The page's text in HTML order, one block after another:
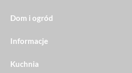
Dom i ogród
Informacje
Kuchnia